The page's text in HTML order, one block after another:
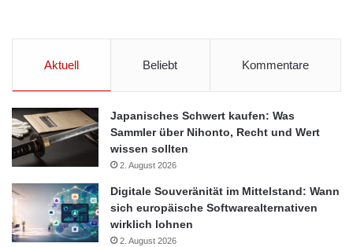
Aktuell Beliebt Kommentare
Japanisches Schwert kaufen: Was
Sammler über Nihonto, Recht und Wert
wissen sollten
2. August 2026
Digitale Souveränität im Mittelstand: Wann
sich europäische Softwarealternativen
wirklich lohnen
2. August 2026